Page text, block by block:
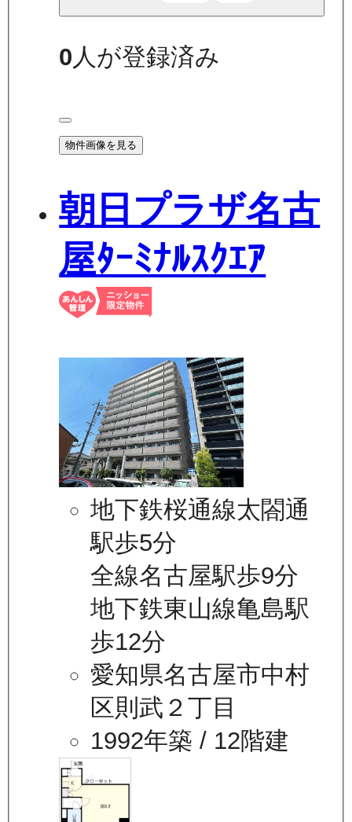
0人が登録済み
物件画像を見る
朝日プラザ名古
屋ﾀｰﾐﾅﾙｽｸｴｱ
地下鉄桜通線太閤通
駅歩5分
全線名古屋駅歩9分
地下鉄東山線亀島駅
歩12分
愛知県名古屋市中村
区則武２丁目
1992年築 / 12階建